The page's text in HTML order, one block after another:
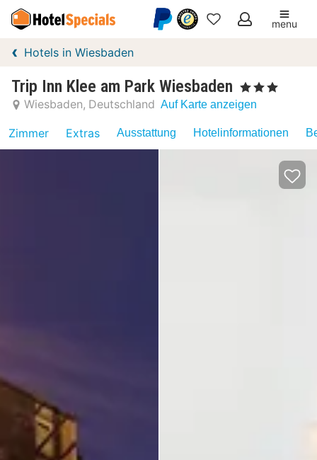
Meine
menu
Hotels in Wiesbaden
Trip Inn Klee am Park Wiesbaden , 3 Sterne
Wiesbaden Deutschland Auf Karte anzeigen
Zimmer Extras Ausstattung Hotelinformationen